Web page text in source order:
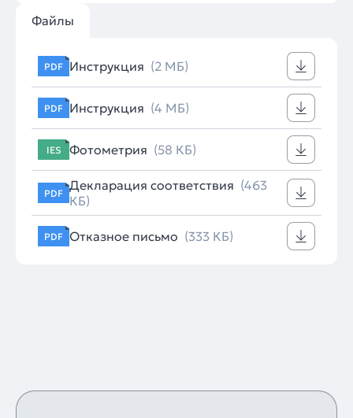
Файлы
PDF Инструкция (2 МБ)
PDF Инструкция (4 МБ)
IES Фотометрия (58 КБ)
PDF Декларация соответствия (463
КБ)
PDF Отказное письмо (333 КБ)